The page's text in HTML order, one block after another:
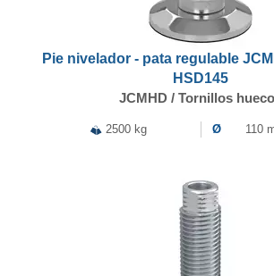
Pie nivelador - pata regulable
HSD145
JCMHD / Tornillos
2500 kg Ø 110